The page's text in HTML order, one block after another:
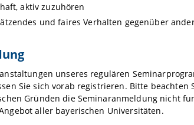
aktiv zuzuhören
und faires Verhalten gegenüber
unseres regulären
Sie sich vorab registrieren. Bitte
Gründen die Seminaranmeldung nicht
aller bayerischen Universitäten.